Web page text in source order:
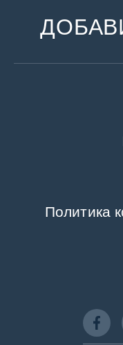
Политика